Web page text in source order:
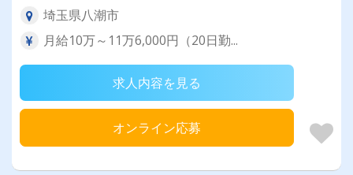
埼玉県八潮市
月給10万～11万6,000円（20日勤...
求人内容を見る
オンライン応募